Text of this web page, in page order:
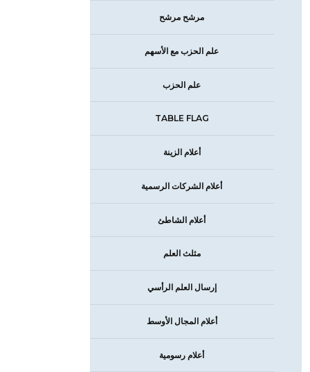
مرشح مرشح
علم الحزب مع الأسهم
علم الحزب
TABLE FLAG
أعلام الزينة
أعلام الشركات الرسمية
أعلام الشاطئ
مثلث العلم
إرسال العلم الرأسي
أعلام المجال الأوسط
أعلام رسومية